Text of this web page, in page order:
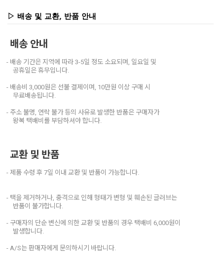
▷ 배송 및 교환, 반품 안내
배송 안내
- 배송 기간은 지역에 따라 3-5일 정도 소요되며, 일요일 및
공휴일은 휴무입니다.
- 배송비 3,000원은 선불 결제이며, 10만원 이상 구매 시
무료배송됩니다.
- 주소 불명, 연락 불가 등의 사유로 발생한 반품은 구매자가
왕복 택배비를 부담하셔야 합니다.
교환 및 반품
- 제품 수령 후 7일 이내 교환 및 반품이 가능합니다.
- 택을 제거하거나, 충격으로 인해 형태가 변형 및 훼손된 글러브는
반품이 불가합니다.
- 구매자의 단순 변신에 의한 교환 및 반품의 경우 택배비 6,000원이
발생합니다.
- A/S는 판매자에게 문의하시기 바랍니다.